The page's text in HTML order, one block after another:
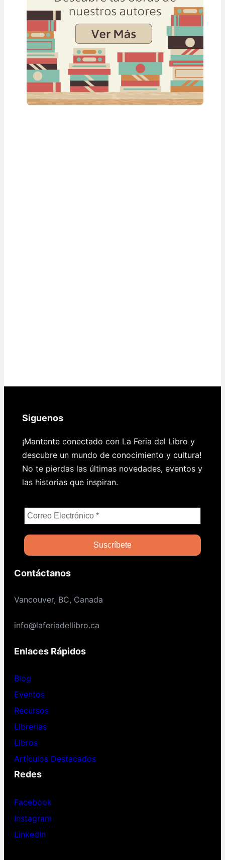
Siguenos
¡Mantente conectado con La Feria del Libro y
descubre un mundo de conocimiento y cultura!
No te pierdas las últimas novedades, eventos y
las historias que inspiran.
Contáctanos
Vancouver, BC, Canada
info@laferiadellibro.ca
Enlaces Rápidos
Blog
Eventos
Recursos
Librerias
Libros
Artículos Destacados
Redes
Facebook
Instagram
LinkedIn